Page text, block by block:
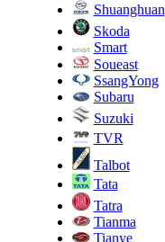
Shuanghuan
Skoda
Smart
Soueast
SsangYong
Subaru
Suzuki
TVR
Talbot
Tata
Tatra
Tianma
Tianye